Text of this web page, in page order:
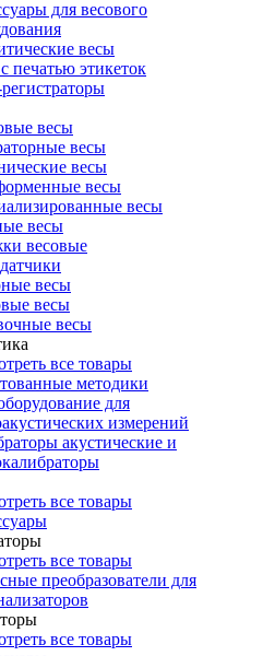
для весового
весы
печатью этикеток
весы
весы
весы
весы
весы
весы
весовые
весы
весы
весы
все товары
методики
для
измерений
акустические и
все товары
все товары
преобразователи для
все товары